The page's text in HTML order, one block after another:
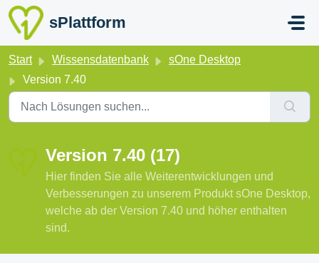
Zum hauptsächlichen Inhalt gehen
sPlattform
Start Wissensdatenbank
sOne Desktop
Version 7.40
Version 7.40 (17)
Hier finden Sie alle Weiterentwicklungen und
Verbesserungen zu unserem Produkt sOne Desktop,
welche ab der Version 7.40 und höher enthalten
sind.